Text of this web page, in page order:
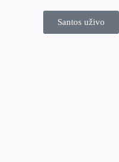
Santos uživo